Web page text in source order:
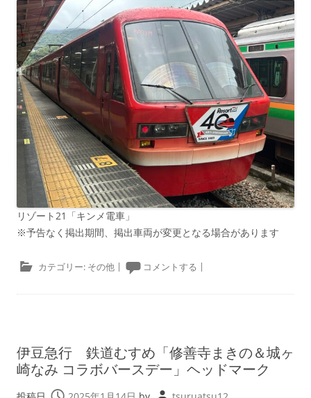
リゾート21「キンメ電車」
※予告なく掲出期間、掲出車両が変更となる場合があります
カテゴリー: その他 | コメントする |
伊豆急行 鉄道むすめ「修善寺まきの＆城ヶ
崎なみ コラボバースデー」ヘッドマーク